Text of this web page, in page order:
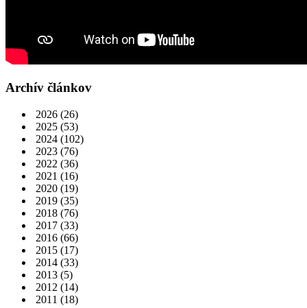
Archív článkov
2026 (26)
2025 (53)
2024 (102)
2023 (76)
2022 (36)
2021 (16)
2020 (19)
2019 (35)
2018 (76)
2017 (33)
2016 (66)
2015 (17)
2014 (33)
2013 (5)
2012 (14)
2011 (18)